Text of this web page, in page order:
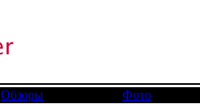
Обзоры
Фото